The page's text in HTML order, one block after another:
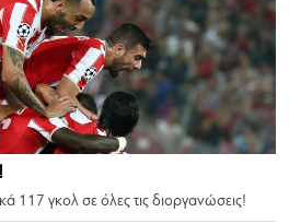
117 γκολ σε όλες τις διοργανώσεις!